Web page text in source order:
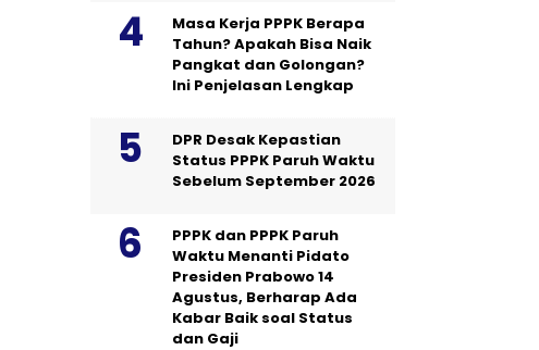
Masa Kerja PPPK Berapa
Tahun? Apakah Bisa Naik
Pangkat dan Golongan?
Ini Penjelasan Lengkap
DPR Desak Kepastian
Status PPPK Paruh Waktu
Sebelum September 2026
PPPK dan PPPK Paruh
Waktu Menanti Pidato
Presiden Prabowo 14
Agustus, Berharap Ada
Kabar Baik soal Status
dan Gaji